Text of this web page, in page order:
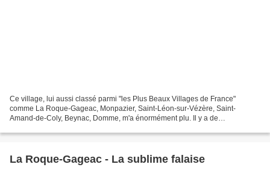
Ce village, lui aussi classé parmi "les Plus Beaux Villages de France"
comme La Roque-Gageac, Monpazier, Saint-Léon-sur-Vézère, Saint-
Amand-de-Coly, Beynac, Domme, m'a énormément plu. Il y a de
La Roque-Gageac - La sublime falaise